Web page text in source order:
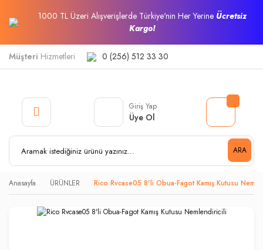
1000 TL Üzeri Alışverişlerde Türkiye'nin Her Yerine Ücretsiz
Kargo!
Müşteri Hizmetleri 0 (256) 512 33 30
ARA
Giriş Yap
Üye Ol
Anasayfa ÜRÜNLER Rico Rvcase05 8'li Obua-Fagot Kamış Kutusu